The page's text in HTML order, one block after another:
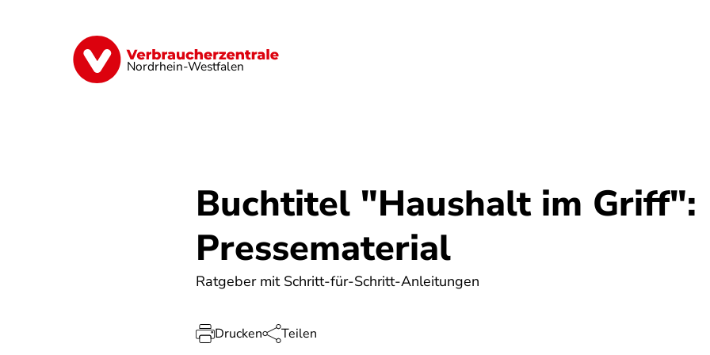
Nordrhein-Westfalen
Finanzen Digitales Lebensmittel
Buchtitel "Haushalt im Griff":
Pressematerial
Ratgeber mit Schritt-für-Schritt-Anleitungen
Drucken Teilen